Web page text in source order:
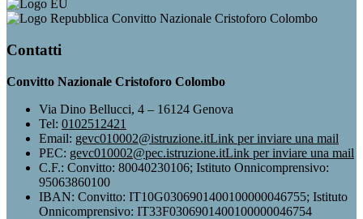
Convitto Nazionale Cristoforo Colombo
Contatti
Convitto Nazionale Cristoforo Colombo
Via Dino Bellucci, 4 – 16124 Genova
Tel: 0102512421
Email: gevc010002@istruzione.itLink per inviare una mail
PEC: gevc010002@pec.istruzione.itLink per inviare una mail
C.F.: Convitto: 80040230106; Istituto Onnicomprensivo:
95063860100
IBAN: Convitto: IT10G0306901400100000046755; Istituto
Onnicomprensivo: IT33F0306901400100000046754